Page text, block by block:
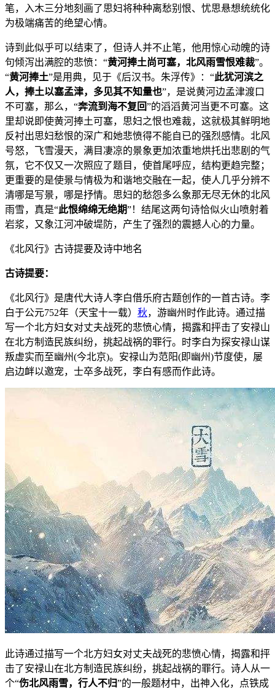
笔，入木三分地刻画了思妇将种种离愁别恨、忧思悬想统统化
为极端痛苦的绝望心情。
诗到此似乎可以结束了，但诗人并不止笔，他用惊心动魄的诗
句倾泻出满腔的悲愤：“黄河捧土尚可塞，北风雨雪恨难裁”。
“黄河捧土”是用典，见于《后汉书。朱浮传》：“此犹河滨之
人，捧土以塞孟津，多见其不知量也”，是说黄河边孟津渡口
不可塞，那么，“奔流到海不复回”的滔滔黄河当更不可塞。这
里却说即使黄河捧土可塞，思妇之恨也难裁，这就极其鲜明地
反衬出思妇愁恨的深广和她悲愤得不能自已的强烈感情。北风
号怒，飞雪漫天，满目凄凉的景象更加浓重地烘托出悲剧的气
氛，它不仅又一次照应了题目，使首尾呼应，结构更趋完整；
更重要的是使景与情极为和谐地交融在一起，使人几乎分辨不
清哪是写景，哪是抒情。思妇的愁怨多么象那无尽无休的北风
雨雪，真是“此恨绵绵无绝期”！结尾这两句诗恰似火山喷射着
岩浆，又象江河冲破堤防，产生了强烈的震撼人心的力量。
《北风行》古诗提要及诗中地名
古诗提要：
《北风行》是唐代大诗人李白借乐府古题创作的一首古诗。李
白于公元752年（天宝十一载） 秋，游幽州时作此诗。通过描
写一个北方妇女对丈夫战死的悲愤心情，揭露和抨击了安禄山
在北方制造民族纠纷，挑起战祸的罪行。时李白为探安禄山谋
叛虚实而至幽州(今北京)。安禄山为范阳(即幽州)节度使，屡
启边衅以邀宠，士卒多战死，李白有感而作此诗。
此诗通过描写一个北方妇女对丈夫战死的悲愤心情，揭露和抨
击了安禄山在北方制造民族纠纷，挑起战祸的罪行。诗人从一
个“伤北风雨雪，行人不归”的一般题材中，出神入化，点铁成